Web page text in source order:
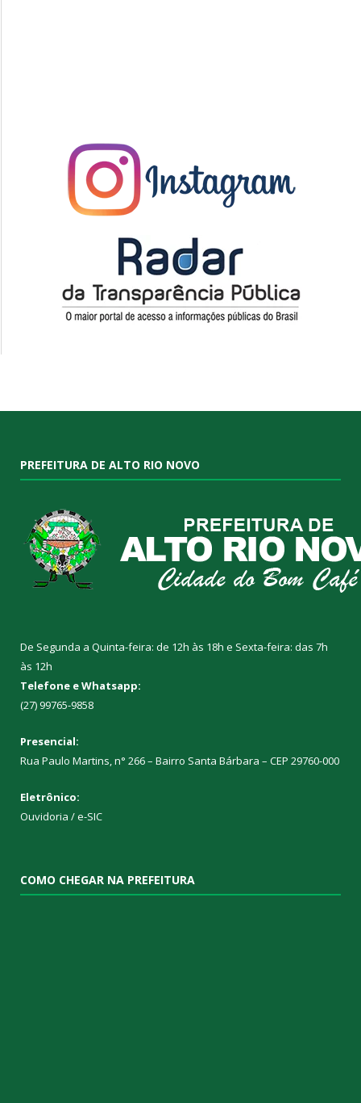
PREFEITURA DE ALTO RIO NOVO
De Segunda a Quinta-feira: de 12h às 18h e Sexta-feira: das 7h
às 12h
Telefone e Whatsapp:
(27) 99765-9858
Presencial:
Rua Paulo Martins, n° 266 – Bairro Santa Bárbara – CEP 29760-000
Eletrônico:
Ouvidoria /e-SIC
COMO CHEGAR NA PREFEITURA